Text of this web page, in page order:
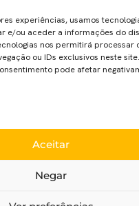
experiências, usamos
e/ou aceder a informações do
nos permitirá processar
ou IDs exclusivos neste
pode afetar
Aceitar
Negar
casamentos em
descobre os próximos